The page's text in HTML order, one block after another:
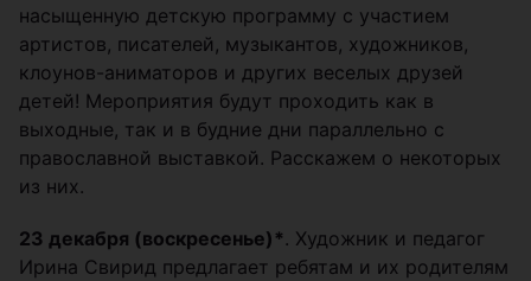
насыщенную детскую программу с участием
артистов, писателей, музыкантов, художников,
клоунов-аниматоров и других веселых друзей
детей! Мероприятия будут проходить как в
выходные, так и в будние дни параллельно с
православной выставкой. Расскажем о некоторых
из них.
23 декабря (воскресенье)* . Художник и педагог
Ирина Свирид предлагает ребятам и их родителям